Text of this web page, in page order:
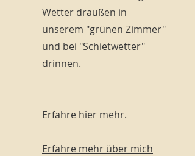
Wetter draußen in
unserem "grünen Zimmer"
und bei "Schietwetter"
drinnen.
Erfahre hier mehr.
Erfahre mehr über mich